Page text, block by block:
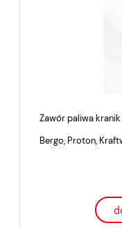
Zawór paliwa
Bergo, Proton,